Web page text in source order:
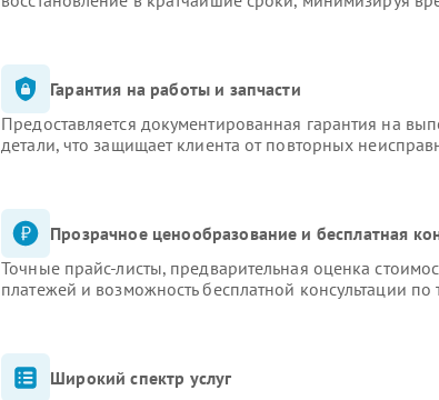
Гарантия на работы и запчасти
Предоставляется документированная гарантия на
детали, что защищает клиента от повторных
Прозрачное ценообразование и бесплатная
Точные прайс-листы, предварительная оценка
платежей и возможность бесплатной консультации
Широкий спектр услуг